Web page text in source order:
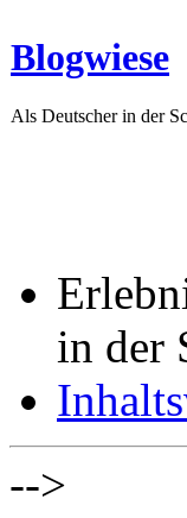
Blogwiese
Als Deutscher in der
in der
-->